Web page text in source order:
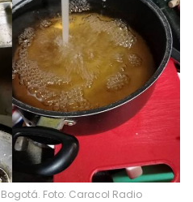
Foto: Caracol Radio